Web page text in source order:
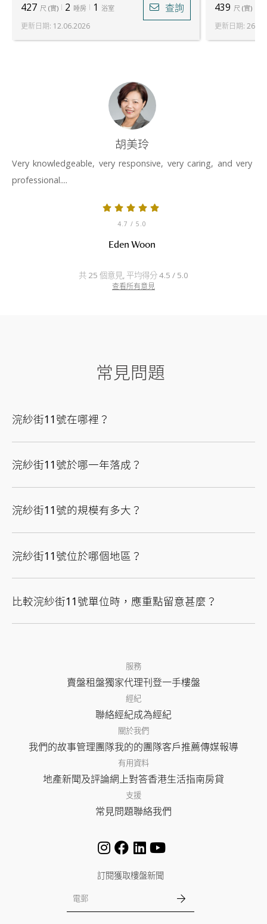
427 尺 (實) 2 睡房 1 浴室 查詢
更新日期: 12.06.2026
439 尺 (實)
更新日期:
胡美玲
Very knowledgeable, very responsive, very caring, and very
professional....
4.7 / 5.0
Eden Woon
共 25 個意見, 平均得分 4.5 / 5.0
查看所有意見
常見問題
浣紗街11號在哪裡？
浣紗街11號於哪一年落成？
浣紗街11號的規模有多大？
浣紗街11號位於哪個地區？
比較浣紗街11號單位時，應重點留意甚麼？
服務
賣盤租盤獨家代理刊登一手樓盤
經紀
聯絡經紀成為經紀
關於我們
我們的故事管理團隊我的的團隊客戶推薦傳媒報導
有用資料
地產新聞及評論網上對答香港生活指南房貸
支援
常見問題聯絡我們
訂閱獲取樓盤新聞